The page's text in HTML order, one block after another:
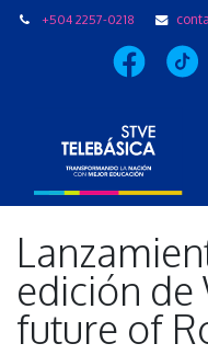
+504 2257-0218
edición de
future of